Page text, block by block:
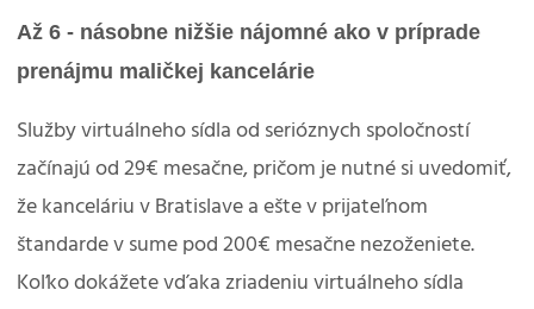
Až 6 - násobne nižšie nájomné ako v príprade
prenájmu maličkej kancelárie
Služby virtuálneho sídla od serióznych spoločností
začínajú od 29€ mesačne, pričom je nutné si uvedomiť,
že kanceláriu v Bratislave a ešte v prijateľnom
štandarde v sume pod 200€ mesačne nezoženiete.
Koľko dokážete vďaka zriadeniu virtuálneho sídla